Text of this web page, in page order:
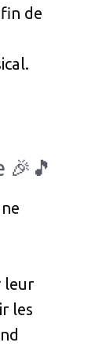
de
🎉🎵
leur
les